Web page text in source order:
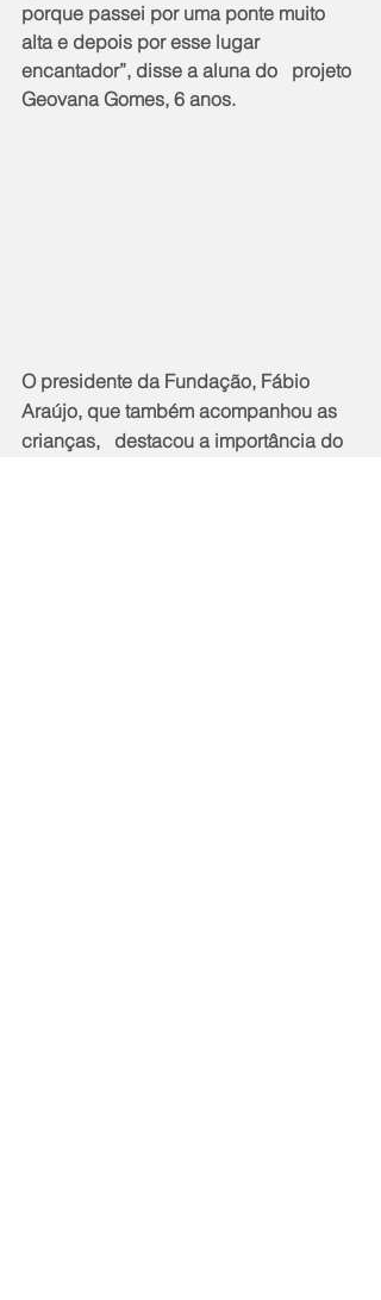
porque passei por uma ponte muito
alta e depois por esse lugar
encantador”, disse a aluna do   projeto
Geovana Gomes, 6 anos.
O presidente da Fundação, Fábio
Araújo, que também acompanhou as
crianças,   destacou a importância do